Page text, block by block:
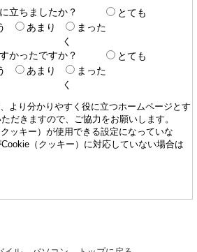
立ちましたか？
とても
あまり
まった
く
かったですか？
とても
あまり
まった
く
より分かりやすく役に立つホームページとす
だきますので、ご協力をお願いします。
ッキー）が使用できる設定になっていな
（クッキー）に対応していない場合は